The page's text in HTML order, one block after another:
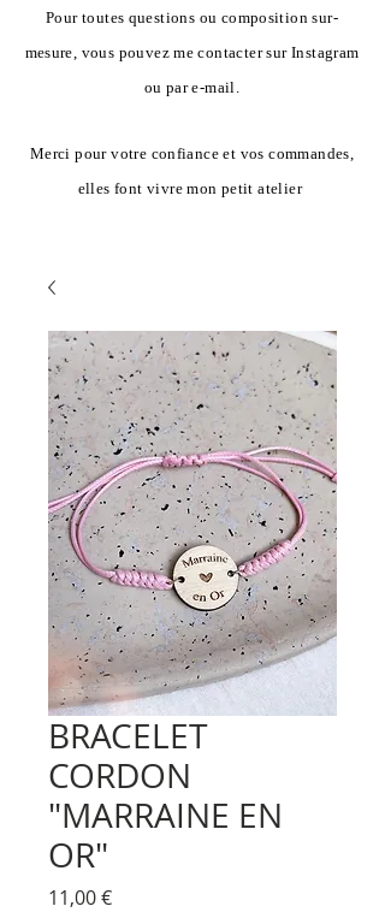
Pour toutes questions ou composition sur-
mesure, vous pouvez me contacter sur Instagram
ou par e-mail.
Merci pour votre confiance et vos commandes,
elles font vivre mon petit atelier
BRACELET
CORDON
"MARRAINE EN
OR"
11,00 €Prix